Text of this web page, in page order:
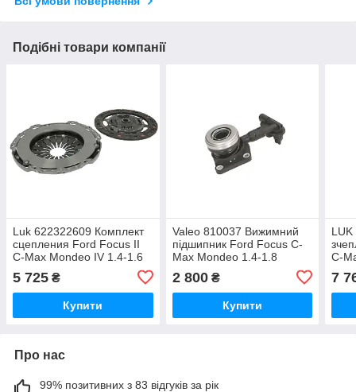
Подібні товари компанії
Luk 622322609 Комплект
сцепления Ford Focus II
C-Max Mondeo IV 1.4-1.6
5 725 ₴
Купити
Valeo 810037 Вижимний
підшипник Ford Focus C-
Max Mondeo 1.4-1.8
2 800₴
Купити
C-
7
Про нас
99% позитивних з 83 відгуків за рік